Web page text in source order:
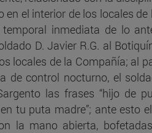
C.83 -
colisión de
C.84 -
C.85a -
C.85b -
en el interior de los locales
temporal inmediata de lo
D. Javier R.G. al
locales de la Compañía; al
de control nocturno, el
las frases “hijo de
en tu puta madre”; ante esto
la mano abierta,